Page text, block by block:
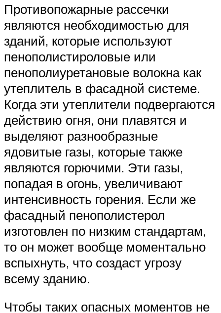
Противопожарные рассечки
являются необходимостью для
зданий, которые используют
пенополистироловые или
пенополиуретановые волокна как
утеплитель в фасадной системе.
Когда эти утеплители подвергаются
действию огня, они плавятся и
выделяют разнообразные
ядовитые газы, которые также
являются горючими. Эти газы,
попадая в огонь, увеличивают
интенсивность горения. Если же
фасадный пенополистерол
изготовлен по низким стандартам,
то он может вообще моментально
вспыхнуть, что создаст угрозу
всему зданию.
Чтобы таких опасных моментов не